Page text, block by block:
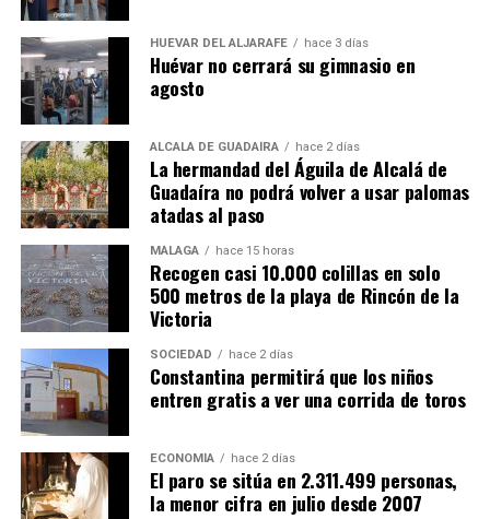
HUÉVAR DEL ALJARAFE hace 3 días
Huévar no cerrará su gimnasio en
agosto
ALCALÁ DE GUADAÍRA hace 2 días
La hermandad del Águila de Alcalá de
Guadaíra no podrá volver a usar palomas
atadas al paso
MÁLAGA hace 15 horas
Recogen casi 10.000 colillas en solo
500 metros de la playa de Rincón de la
Victoria
SOCIEDAD hace 2 días
Constantina permitirá que los niños
entren gratis a ver una corrida de toros
ECONOMÍA hace 2 días
El paro se sitúa en 2.311.499 personas,
la menor cifra en julio desde 2007